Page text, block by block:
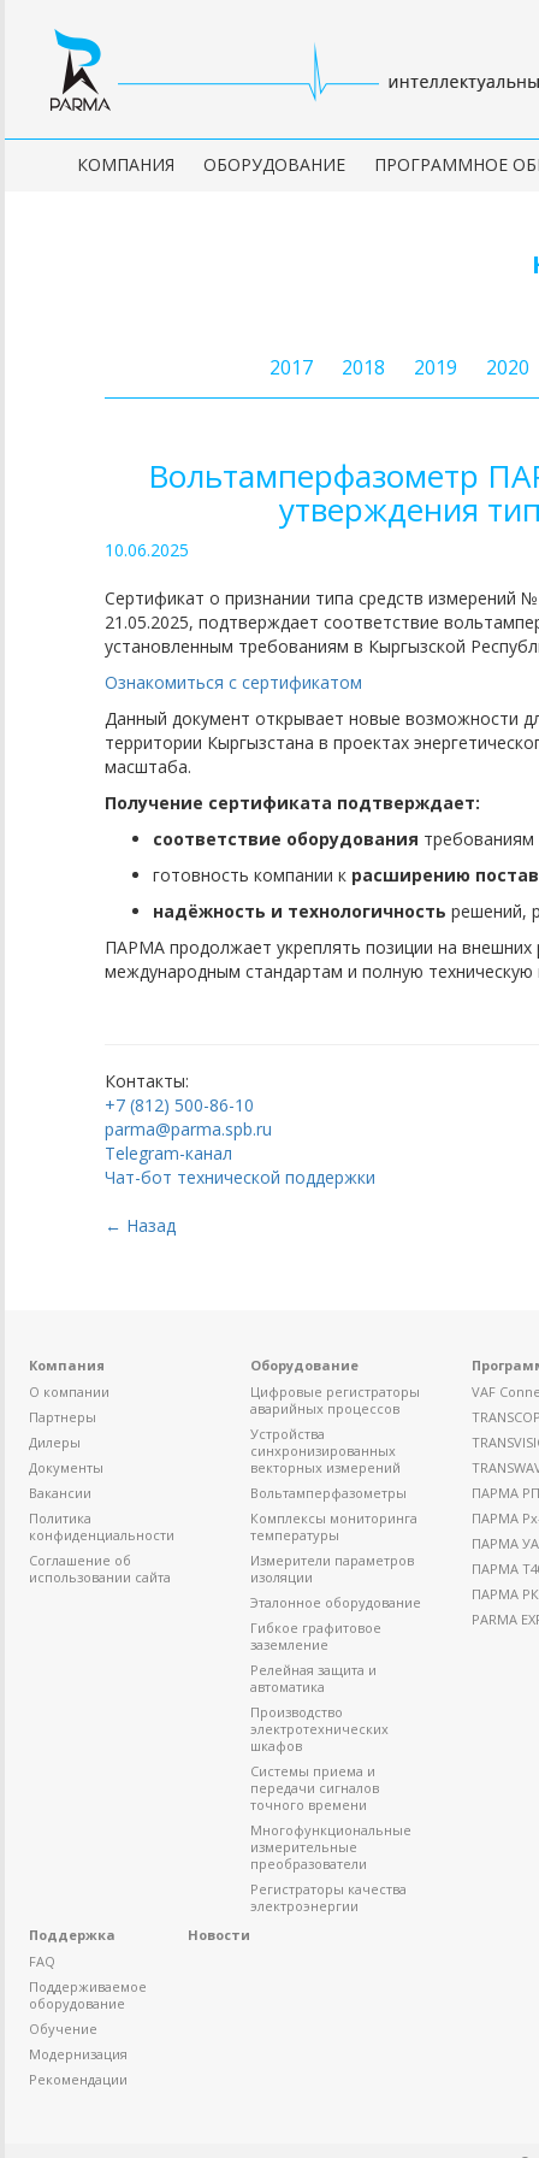
КОМПАНИЯ ОБОРУДОВАНИЕ ПРОГРАММНОЕ
2017 2018 2019 2020
Вольтамперфазометр
утверждения
10.06.2025
Сертификат о признании типа средств измерений
21.05.2025, подтверждает соответствие
установленным требованиям в Кыргызской
Ознакомиться с сертификатом
Данный документ открывает новые возможности
территории Кыргызстана в проектах
масштаба.
Получение сертификата подтверждает:
соответствие оборудования требованиям
готовность компании к расширению
надёжность и технологичность решений,
ПАРМА продолжает укреплять позиции на внешних
международным стандартам и полную техническую
Контакты:
+7 (812) 500-86-10
parma@parma.spb.ru
Telegram-канал
Чат-бот технической поддержки
← Назад
Компания
О компании
Партнеры
Дилеры
Документы
Вакансии
Политика
конфиденциальности
Соглашение об
использовании сайта
Оборудование
Цифровые регистраторы
аварийных процессов
Устройства
синхронизированных
векторных измерений
Вольтамперфазометры
Комплексы мониторинга
температуры
Измерители параметров
изоляции
Эталонное оборудование
Гибкое графитовое
заземление
Релейная защита и
автоматика
Производство
электротехнических
шкафов
Системы приема и
передачи сигналов
точного времени
Многофункциональные
измерительные
преобразователи
Регистраторы качества
электроэнергии
VAF
ПАРМА
ПАРМА
ПАРМА
ПАРМА
ПАРМА
PARMA
Поддержка
FAQ
Поддерживаемое
оборудование
Обучение
Модернизация
Рекомендации
Новости